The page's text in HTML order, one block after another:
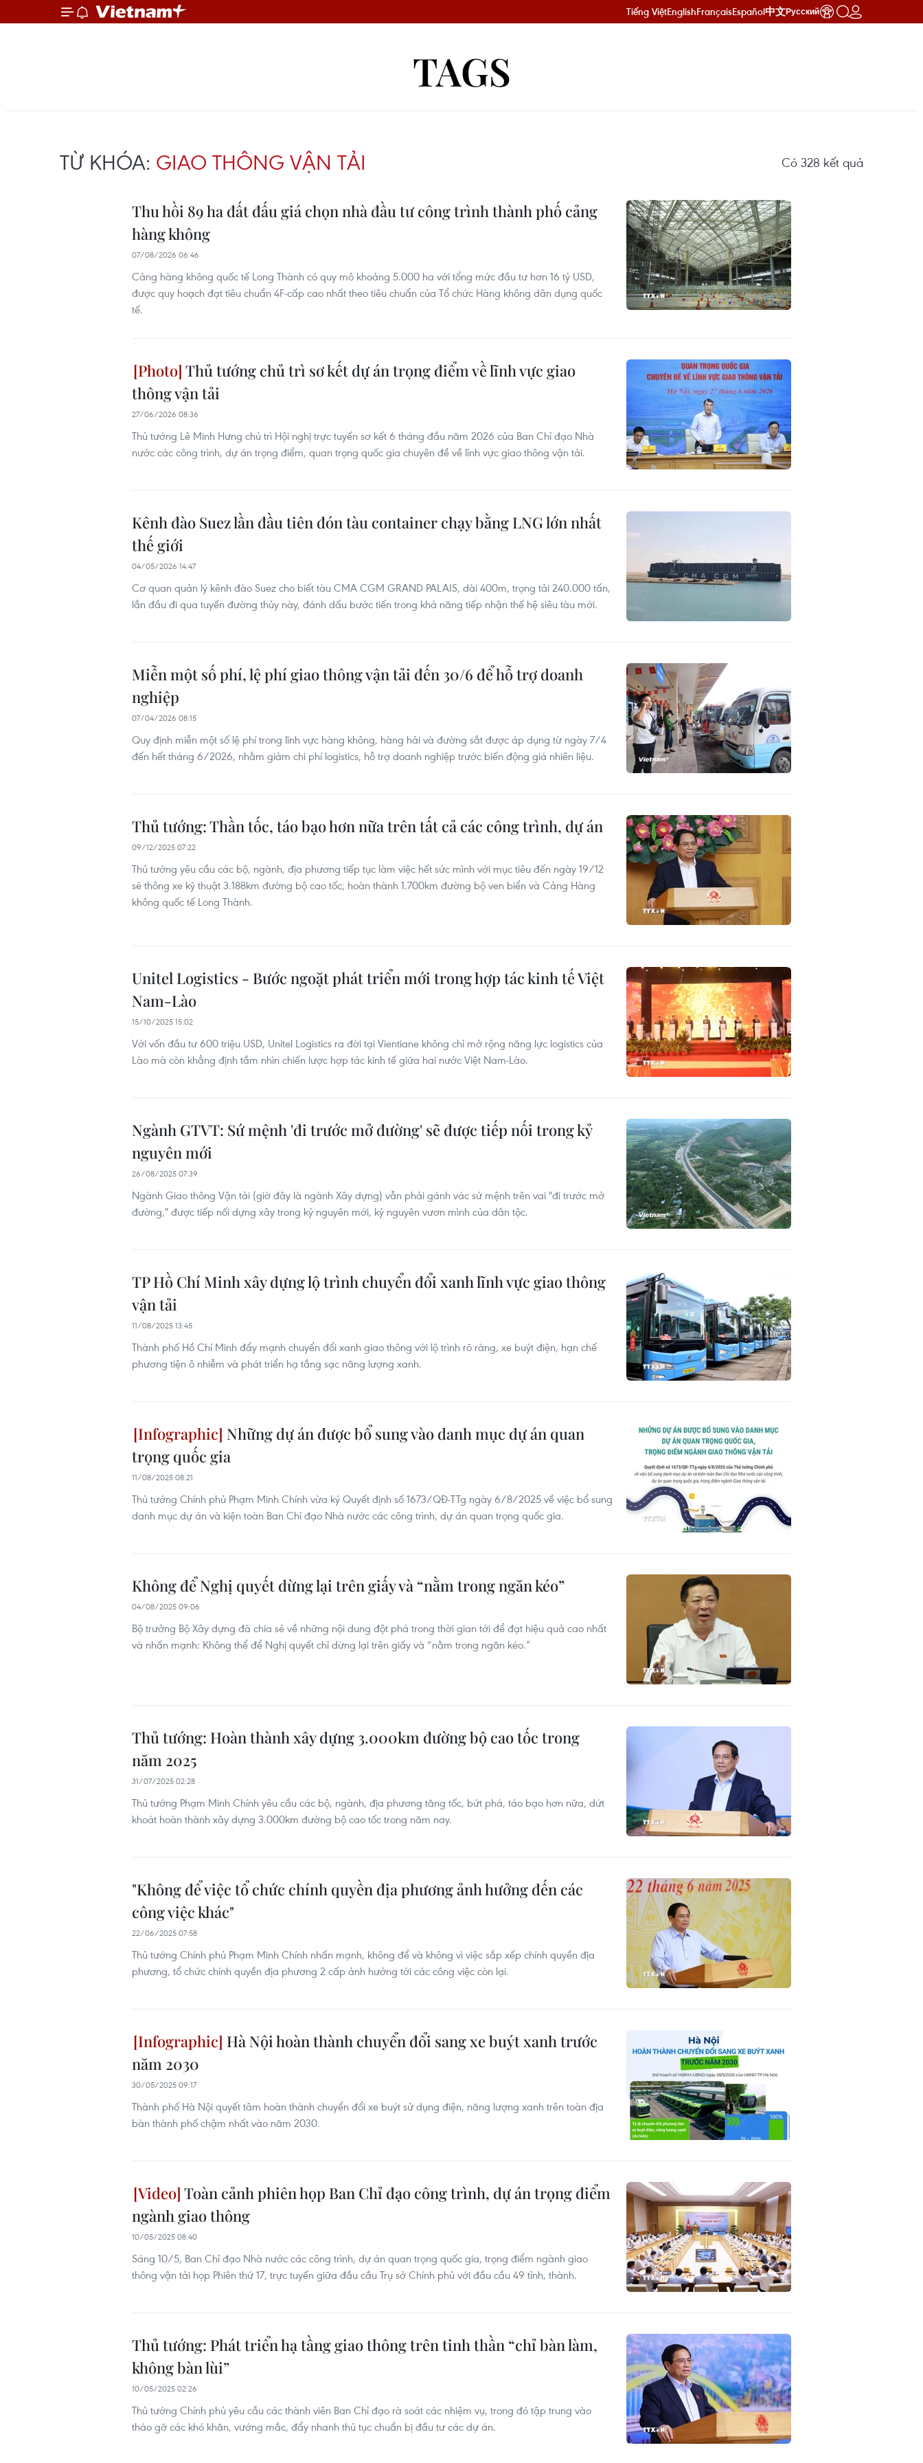
Tiếng ViệtEnglishFrançaisEspañol中文Русский
TAGS
TỪ KHÓA: GIAO THÔNG VẬN TẢI Có 328 kết quả
Thu hồi 89 ha đất đấu giá chọn nhà đầu tư công trình thành phố cảng
hàng không
07/08/2026 06:46
Cảng hàng không quốc tế Long Thành có quy mô khoảng 5.000 ha với tổng mức đầu tư hơn 16 tỷ USD,
được quy hoạch đạt tiêu chuẩn 4F-cấp cao nhất theo tiêu chuẩn của Tổ chức Hàng không dân dụng quốc
tế.
Thủ tướng chủ trì sơ kết dự án trọng điểm về lĩnh vực giao
thông vận tải
27/06/2026 08:36
Thủ tướng Lê Minh Hưng chủ trì Hội nghị trực tuyến sơ kết 6 tháng đầu năm 2026 của Ban Chỉ đạo Nhà
nước các công trình, dự án trọng điểm, quan trọng quốc gia chuyên đề về lĩnh vực giao thông vận tải.
Kênh đào Suez lần đầu tiên đón tàu container chạy bằng LNG lớn nhất
thế giới
04/05/2026 14:47
Cơ quan quản lý kênh đào Suez cho biết tàu CMA CGM GRAND PALAIS, dài 400m, trọng tải 240.000 tấn,
lần đầu đi qua tuyến đường thủy này, đánh dấu bước tiến trong khả năng tiếp nhận thế hệ siêu tàu mới.
Miễn một số phí, lệ phí giao thông vận tải đến 30/6 để hỗ trợ doanh
nghiệp
07/04/2026 08:15
Quy định miễn một số lệ phí trong lĩnh vực hàng không, hàng hải và đường sắt được áp dụng từ ngày 7/4
đến hết tháng 6/2026, nhằm giảm chi phí logistics, hỗ trợ doanh nghiệp trước biến động giá nhiên liệu.
Thủ tướng: Thần tốc, táo bạo hơn nữa trên tất cả các công trình, dự án
09/12/2025 07:22
Thủ tướng yêu cầu các bộ, ngành, địa phương tiếp tục làm việc hết sức mình với mục tiêu đến ngày 19/12
sẽ thông xe kỹ thuật 3.188km đường bộ cao tốc; hoàn thành 1.700km đường bộ ven biển và Cảng Hàng
không quốc tế Long Thành.
Unitel Logistics - Bước ngoặt phát triển mới trong hợp tác kinh tế Việt
Nam-Lào
15/10/2025 15:02
Với vốn đầu tư 600 triệu USD, Unitel Logistics ra đời tại Vientiane không chỉ mở rộng năng lực logistics của
Lào mà còn khẳng định tầm nhìn chiến lược hợp tác kinh tế giữa hai nước Việt Nam-Lào.
Ngành GTVT: Sứ mệnh 'đi trước mở đường' sẽ được tiếp nối trong kỷ
nguyên mới
26/08/2025 07:39
Ngành Giao thông Vận tải (giờ đây là ngành Xây dựng) vẫn phải gánh vác sứ mệnh trên vai "đi trước mở
đường," được tiếp nối dựng xây trong kỷ nguyên mới, kỷ nguyên vươn mình của dân tộc.
TP Hồ Chí Minh xây dựng lộ trình chuyển đổi xanh lĩnh vực giao thông
vận tải
11/08/2025 13:45
Thành phố Hồ Chí Minh đẩy mạnh chuyển đổi xanh giao thông với lộ trình rõ ràng, xe buýt điện, hạn chế
phương tiện ô nhiễm và phát triển hạ tầng sạc năng lượng xanh.
Những dự án được bổ sung vào danh mục dự án quan
trọng quốc gia
11/08/2025 08:21
Thủ tướng Chính phủ Phạm Minh Chính vừa ký Quyết định số 1673/QĐ-TTg ngày 6/8/2025 về việc bổ sung
danh mục dự án và kiện toàn Ban Chỉ đạo Nhà nước các công trình, dự án quan trọng quốc gia.
Không để Nghị quyết dừng lại trên giấy và “nằm trong ngăn kéo”
04/08/2025 09:06
Bộ trưởng Bộ Xây dựng đã chia sẻ về những nội dung đột phá trong thời gian tới để đạt hiệu quả cao nhất
và nhấn mạnh: Không thể để Nghị quyết chỉ dừng lại trên giấy và “nằm trong ngăn kéo.”
Thủ tướng: Hoàn thành xây dựng 3.000km đường bộ cao tốc trong
năm 2025
31/07/2025 02:28
Thủ tướng Phạm Minh Chính yêu cầu các bộ, ngành, địa phương tăng tốc, bứt phá, táo bạo hơn nữa, dứt
khoát hoàn thành xây dựng 3.000km đường bộ cao tốc trong năm nay.
"Không để việc tổ chức chính quyền địa phương ảnh hưởng đến các
công việc khác"
22/06/2025 07:58
Thủ tướng Chính phủ Phạm Minh Chính nhấn mạnh, không để và không vì việc sắp xếp chính quyền địa
phương, tổ chức chính quyền địa phương 2 cấp ảnh hưởng tới các công việc còn lại.
Hà Nội hoàn thành chuyển đổi sang xe buýt xanh trước
năm 2030
30/05/2025 09:17
Thành phố Hà Nội quyết tâm hoàn thành chuyển đổi xe buýt sử dụng điện, năng lượng xanh trên toàn địa
bàn thành phố chậm nhất vào năm 2030.
Toàn cảnh phiên họp Ban Chỉ đạo công trình, dự án trọng điểm
ngành giao thông
10/05/2025 08:40
Sáng 10/5, Ban Chỉ đạo Nhà nước các công trình, dự án quan trọng quốc gia, trọng điểm ngành giao
thông vận tải họp Phiên thứ 17, trực tuyến giữa đầu cầu Trụ sở Chính phủ với đầu cầu 49 tỉnh, thành.
Thủ tướng: Phát triển hạ tầng giao thông trên tinh thần “chỉ bàn làm,
không bàn lùi”
10/05/2025 02:26
Thủ tướng Chính phủ yêu cầu các thành viên Ban Chỉ đạo rà soát các nhiệm vụ, trong đó tập trung vào
tháo gỡ các khó khăn, vướng mắc, đẩy nhanh thủ tục chuẩn bị đầu tư các dự án.